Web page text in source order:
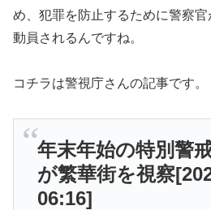
め、犯罪を防止するために警察
動員されるんですね。
コチラは警視庁さんの記事です。
年末年始の特別警
が繁華街を視察
06:16]